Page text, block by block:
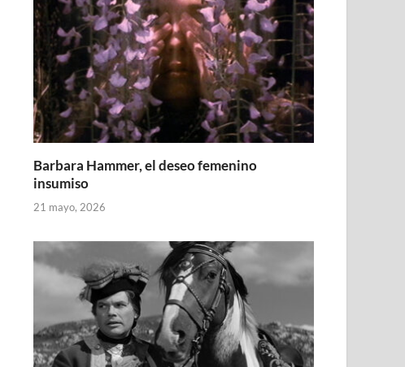
Barbara Hammer, el deseo femenino
insumiso
21 mayo, 2026